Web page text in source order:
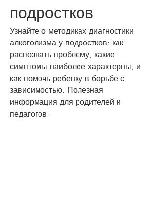
подростков
Узнайте о методиках диагностики
алкоголизма у подростков: как
распознать проблему, какие
симптомы наиболее характерны, и
как помочь ребенку в борьбе с
зависимостью. Полезная
информация для родителей и
педагогов.